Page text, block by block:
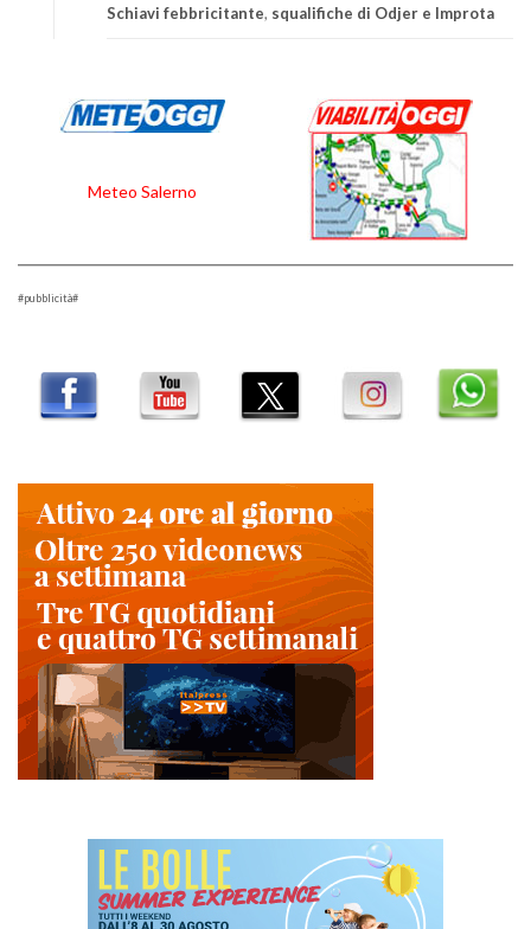
Schiavi febbricitante, squalifiche di Odjer e Improta
Meteo Salerno
#pubblicità#